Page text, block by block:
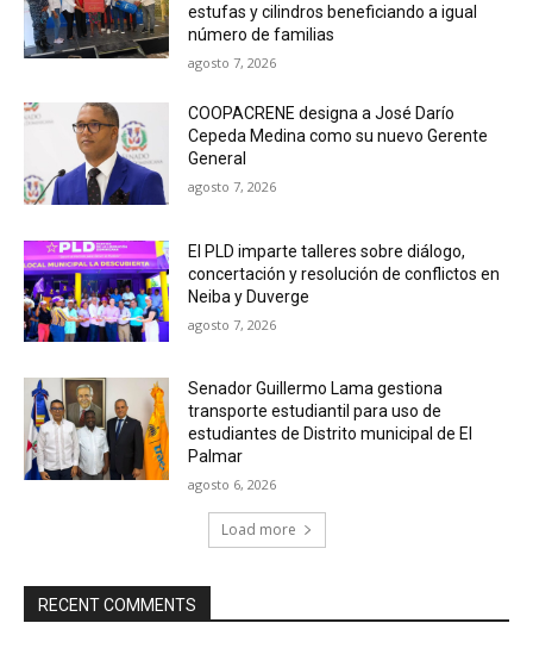
estufas y cilindros beneficiando a igual
número de familias
agosto 7, 2026
COOPACRENE designa a José Darío
Cepeda Medina como su nuevo Gerente
General
agosto 7, 2026
El PLD imparte talleres sobre diálogo,
concertación y resolución de conflictos en
Neiba y Duverge
agosto 7, 2026
Senador Guillermo Lama gestiona
transporte estudiantil para uso de
estudiantes de Distrito municipal de El
Palmar
agosto 6, 2026
Load more
RECENT COMMENTS